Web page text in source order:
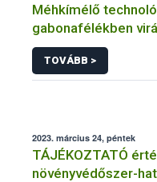
Méhkímélő
gabonafélékben
TOVÁBB >
2023. március 24, péntek
TÁJÉKOZTATÓ
növényvédőszer-